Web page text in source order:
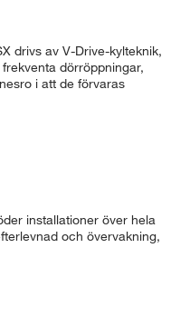
drivs av V-Drive-kylteknik,
dörröppningar,
i att de förvaras
installationer över hela
och övervakning,